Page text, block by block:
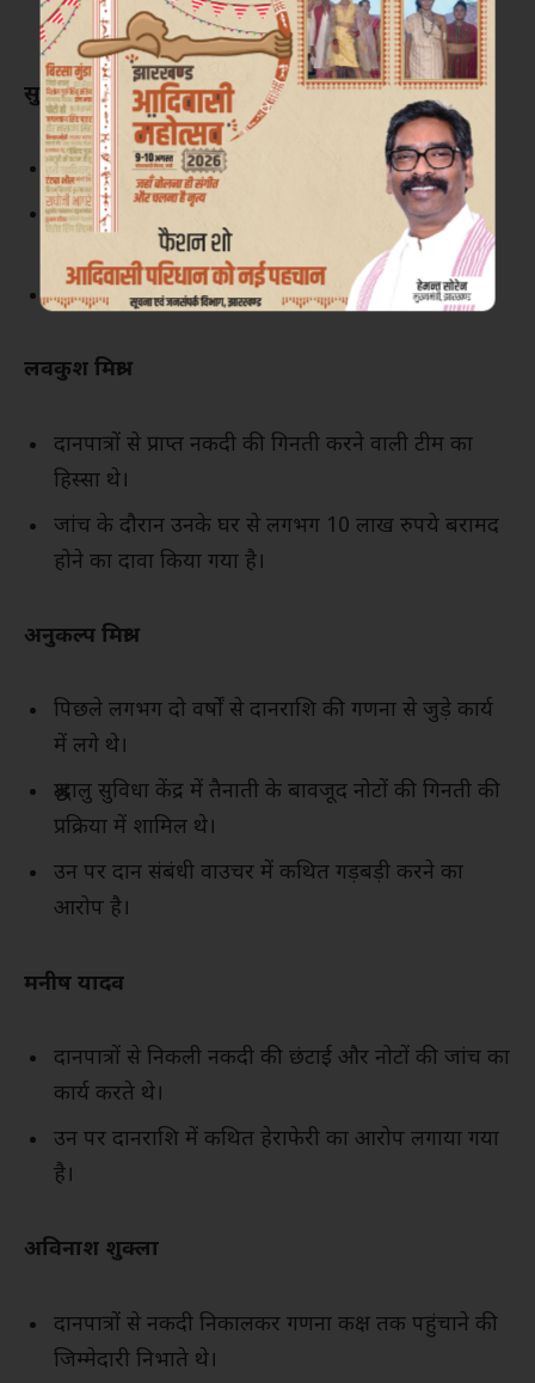
जिम्मेदारी भी उनके पास थी।
सुभाष श्रीवास्तव
भारतीय स्टेट बैंक (SBI) के सेवानिवृत्त कर्मचारी।
मंदिर में आने वाली नकद दानराशि की गणना प्रक्रिया के
कैश काउंटिंग सेंटर के कर्मचारियों की निगरानी करते थे।
लवकुश मिश्रा
दानपात्रों से प्राप्त नकदी की गिनती करने वाली टीम का
हिस्सा थे।
जांच के दौरान उनके घर से लगभग 10 लाख रुपये बरामद
होने का दावा किया गया है।
अनुकल्प मिश्रा
पिछले लगभग दो वर्षों से दानराशि की गणना से जुड़े कार्य
में लगे थे।
श्रद्धालु सुविधा केंद्र में तैनाती के बावजूद नोटों की गिनती की
प्रक्रिया में शामिल थे।
उन पर दान संबंधी वाउचर में कथित गड़बड़ी करने का
आरोप है।
मनीष यादव
दानपात्रों से निकली नकदी की छंटाई और नोटों की जांच का
कार्य करते थे।
उन पर दानराशि में कथित हेराफेरी का आरोप लगाया गया
है।
अविनाश शुक्ला
दानपात्रों से नकदी निकालकर गणना कक्ष तक पहुंचाने की
जिम्मेदारी निभाते थे।